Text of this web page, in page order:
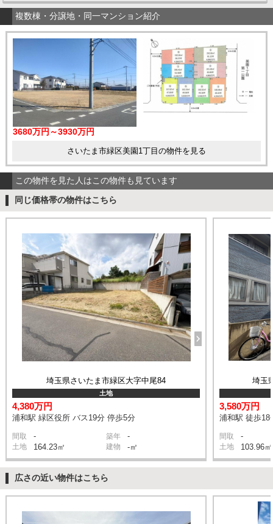
複数棟・分譲地・同一マンション紹介
3680万円～3930万円
さいたま市緑区美園1丁目の物件を見る
この物件を見た人はこの物件も見ています
同じ価格帯の物件はこちら
埼玉県さいたま市緑区大字中尾84
土地
4,380万円
浦和駅 緑区役所 バス19分 停歩5分
間取 - 築年 -
土地 164.23㎡ 建物 -㎡
埼玉
3,580万円
浦和駅 徒歩18
間取 -
土地 103.96㎡
広さの近い物件はこちら